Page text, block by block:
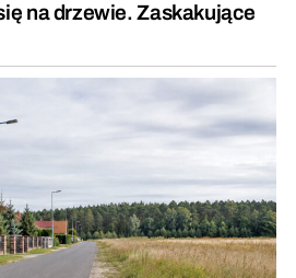
na drzewie. Zaskakujące